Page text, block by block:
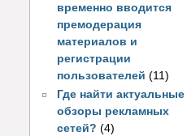
временно вводится
премодерация
материалов и
регистрации
пользователей(11)
Где найти актуальные
обзоры рекламных
сетей? (4)